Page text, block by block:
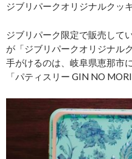
ジブリパークオリジナルクッ
ジブリパーク限定で販売して
が「ジブリパークオリジナル
手がけるのは、岐阜県恵那市
「パティスリー GIN NO MORI